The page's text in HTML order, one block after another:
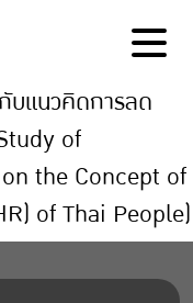
บแนวคิดการลด
of
the Concept of
of Thai People)